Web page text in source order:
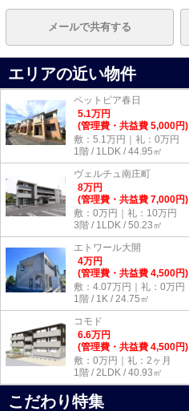
メールで共有する
エリアの近い物件
ペットピア春日
5.1万円
(管理費・共益費 5,000円)
敷：5.1万円｜礼：0万円
1階 / 1LDK / 44.95㎡
ヴェルチュ南庄町
8万円
(管理費・共益費 7,000円)
敷：0万円｜礼：10万円
3階 / 1LDK / 50.23㎡
エトワール大開
4万円
(管理費・共益費 4,500円)
敷：4.07万円｜礼：0万円
1階 / 1K / 24.75㎡
コモド
6.6万円
(管理費・共益費 4,500円)
敷：0万円｜礼：2ヶ月
1階 / 2LDK / 40.93㎡
こだわり特集